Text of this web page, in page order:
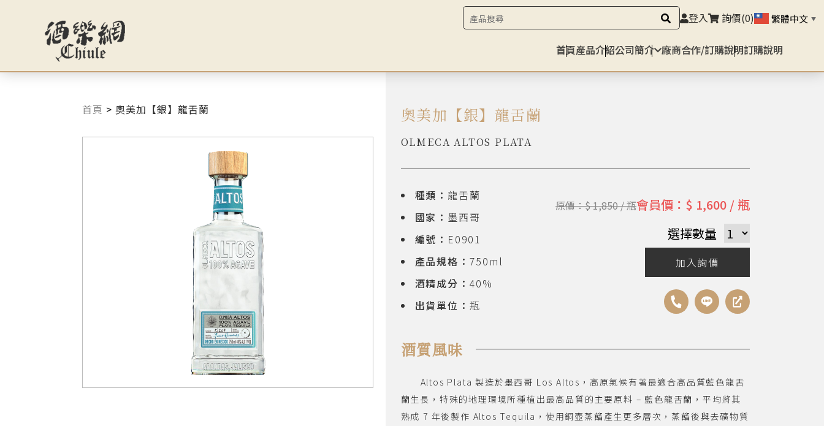
登入 詢價(0) 繁體中文 ▼
首頁產品介紹公司簡介 廠商合作/訂購說明訂購說明
首頁 >奧美加【銀】龍舌蘭 奧美加【銀】龍舌蘭
OLMECA ALTOS PLATA
種類： 龍舌蘭
國家： 墨西哥
編號： E0901
產品規格： 750ml
酒精成分： 40%
出貨單位： 瓶
原價：$ 1,850 / 瓶會員價：$ 1,600 / 瓶
選擇數量
加入詢價
酒質風味
Altos Plata 製造於墨西哥 Los Altos，高原氣候有著最適合高品質藍色龍舌
蘭生長，特殊的地理環境所種植出最高品質的主要原料 – 藍色龍舌蘭，平均將其
熟成 7 年後製作 Altos Tequila，使用銅壺蒸餾產生更多層次，蒸餾後與去礦物質